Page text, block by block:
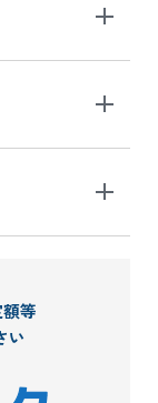
等
い